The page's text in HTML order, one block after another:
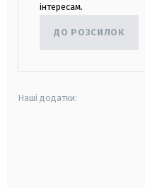
інтересам.
ДО РОЗСИЛОК
Наші додатки: